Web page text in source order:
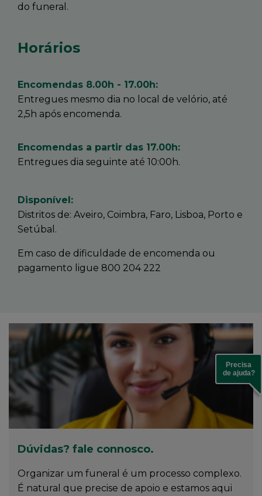
do funeral.
Horários
Encomendas 8.00h - 17.00h:
Entregues mesmo dia no local de velório, até
2,5h após encomenda.
Encomendas a partir das 17.00h:
Entregues dia seguinte até 10:00h.
Disponível:
Distritos de: Aveiro, Coimbra, Faro, Lisboa, Porto e
Setúbal.
Em caso de dificuldade de encomenda ou
pagamento ligue 800 204 222
Precisa
de ajuda?
Dúvidas? fale connosco.
Organizar um funeral é um processo complexo.
É natural que precise de apoio e estamos aqui